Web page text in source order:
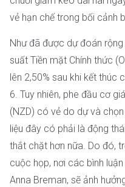
vẻ hạn chế trong bối cảnh
Như đã được dự đoán
suất Tiền mặt Chính thức
lên 2,50% sau khi kết thúc
6. Tuy nhiên, phe đầu cơ
(NZD) có vẻ do dự và
liệu đây có phải là động
thắt chặt hơn nữa. Do đó,
cuộc họp, nơi các bình
Anna Breman, sẽ ảnh